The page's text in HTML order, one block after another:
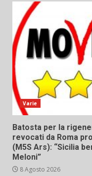
Varie
Batosta per la
revocati da Roma
(M5S Ars): “Sicilia
Meloni”
8 Agosto 2026